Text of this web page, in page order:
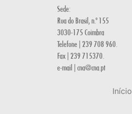
Sede:
Rua do Brasil, n.º 155
3030-175 Coimbra
Telefone | 239 708 960.
Fax | 239 715370.
e-mail | cna@cna.pt
Início